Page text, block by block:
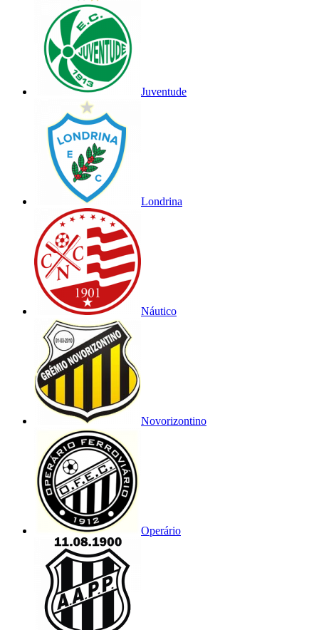
Juventude
Londrina
Náutico
Novorizontino
Operário